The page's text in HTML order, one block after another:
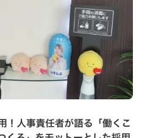
人事責任者が語る「働くこ